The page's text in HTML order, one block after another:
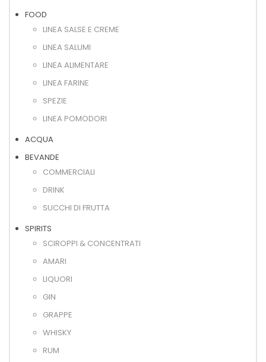
FOOD
LINEA SALSE E CREME
LINEA SALUMI
LINEA ALIMENTARE
LINEA FARINE
SPEZIE
LINEA POMODORI
ACQUA
BEVANDE
COMMERCIALI
DRINK
SUCCHI DI FRUTTA
SPIRITS
SCIROPPI & CONCENTRATI
AMARI
LIQUORI
GIN
GRAPPE
WHISKY
RUM